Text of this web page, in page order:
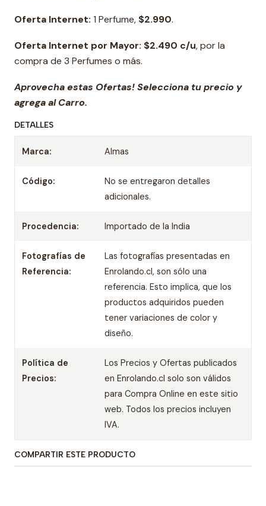
Oferta Internet: 1 Perfume, $2.990.
Oferta Internet por Mayor: $2.490 c/u, por la
compra de 3 Perfumes o más.
Aprovecha estas Ofertas! Selecciona tu precio y
agrega al Carro.
DETALLES
Marca: Almas
Código:
No se entregaron detalles
adicionales.
Procedencia: Importado de la India
Fotografías de
Referencia:
Las fotografías presentadas en
Enrolando.cl, son sólo una
referencia. Esto implica, que los
productos adquiridos pueden
tener variaciones de color y
diseño.
Política de
Precios:
Los Precios y Ofertas publicados
en Enrolando.cl solo son válidos
para Compra Online en este sitio
web. Todos los precios incluyen
IVA.
COMPARTIR ESTE PRODUCTO